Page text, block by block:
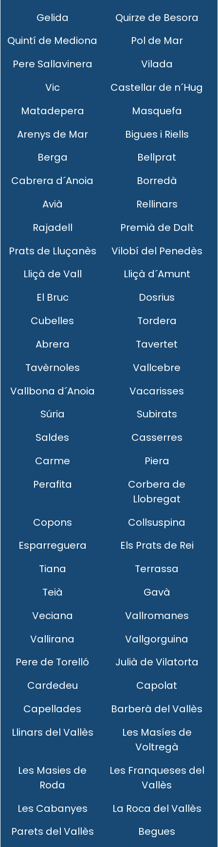
Gelida
Quirze de Besora
Quintí de Mediona
Pol de Mar
Pere Sallavinera
Vilada
Vic
Castellar de n´Hug
Matadepera
Masquefa
Arenys de Mar
Bigues i Riells
Berga
Bellprat
Cabrera d´Anoia
Borredà
Avià
Rellinars
Rajadell
Premià de Dalt
Prats de Lluçanès
Vilobí del Penedès
Lliçà de Vall
Lliçà d´Amunt
El Bruc
Dosrius
Cubelles
Tordera
Abrera
Tavertet
Tavèrnoles
Vallcebre
Vallbona d´Anoia
Vacarisses
Súria
Subirats
Saldes
Casserres
Carme
Piera
Perafita
Corbera de
Llobregat
Copons
Collsuspina
Esparreguera
Els Prats de Rei
Tiana
Terrassa
Teià
Gavà
Veciana
Vallromanes
Vallirana
Vallgorguina
Pere de Torelló
Julià de Vilatorta
Cardedeu
Capolat
Capellades
Barberà del Vallès
Llinars del Vallès
Les Masíes de
Voltregà
Les Masies de
Roda
Les Franqueses del
Vallès
Les Cabanyes
La Roca del Vallès
Parets del Vallès
Begues